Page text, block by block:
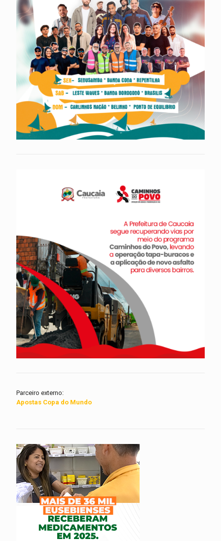
Parceiro externo:
Apostas Copa do Mundo